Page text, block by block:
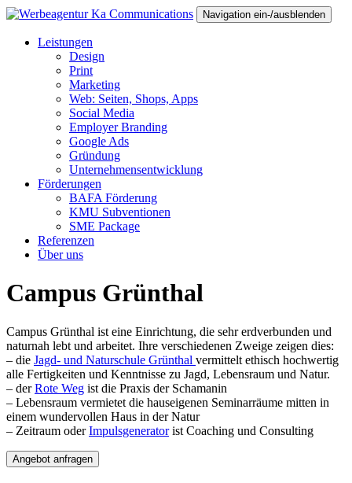
Navigation ein-/ausblenden
Leistungen
Design
Print
Marketing
Web: Seiten, Shops, Apps
Social Media
Employer Branding
Google Ads
Gründung
Unternehmensentwicklung
Förderungen
BAFA Förderung
KMU Subventionen
SME Package
Referenzen
Über uns
Campus Grünthal
Campus Grünthal ist eine Einrichtung, die sehr erdverbunden und
naturnah lebt und arbeitet. Ihre verschiedenen Zweige zeigen dies:
– die Jagd- und Naturschule Grünthal vermittelt ethisch hochwertig
alle Fertigkeiten und Kenntnisse zu Jagd, Lebensraum und Natur.
– derRote Weg ist die Praxis der Schamanin
– Lebensraum vermietet die hauseigenen Seminarräume mitten in
einem wundervollen Haus in der Natur
– Zeitraum oderImpulsgeneratorist Coaching und Consulting
Angebot anfragen